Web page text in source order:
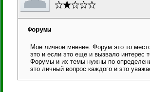
Форумы
Мое личное мнение. Форум это то
это и если это еще и вызвало интерес
Форумы и их темы нужны по
это личный вопрос каждого и это